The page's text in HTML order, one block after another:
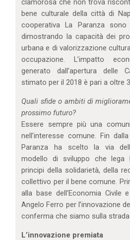
clamorosa che non trova
bene culturale della città di
cooperativa La Paranza
dimostrando la capacità dei
urbana e di valorizzazione
occupazione. L’impatto
generato dall’apertura delle
stimato per il 2018 è pari a oltre
Quali sfide o ambiti di
prossimo futuro?
Essere sempre più una
nell’interesse comune. Fin
Paranza ha scelto la via
modello di sviluppo che lega
principi della solidarietà, della
collettivo per il bene comune.
alla base dell’Economia Civile
Angelo Ferro per l’innovazione
conferma che siamo sulla
L’innovazione premiata